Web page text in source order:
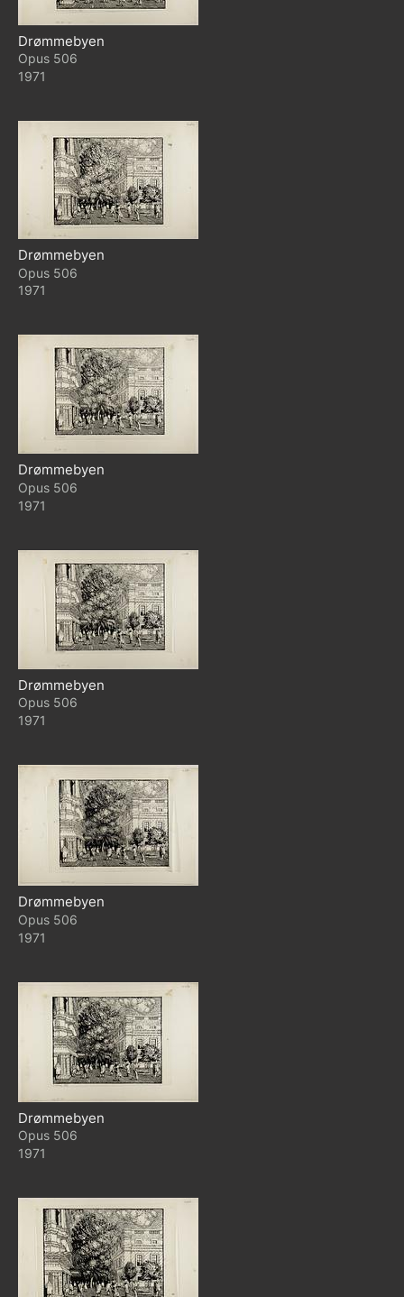
Drømmebyen
506
1971
Drømmebyen
506
1971
Drømmebyen
506
1971
Drømmebyen
506
1971
Drømmebyen
506
1971
Drømmebyen
506
1971